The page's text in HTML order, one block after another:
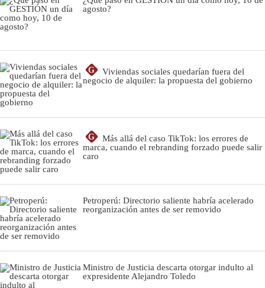
agosto?
G
Viviendas sociales quedarían fuera del
negocio de alquiler: la propuesta del gobierno
G
Más allá del caso TikTok: los errores de
marca, cuando el rebranding forzado puede salir
caro
Petroperú: Directorio saliente habría acelerado
reorganización antes de ser removido
Ministro de Justicia descarta otorgar indulto al
expresidente Alejandro Toledo